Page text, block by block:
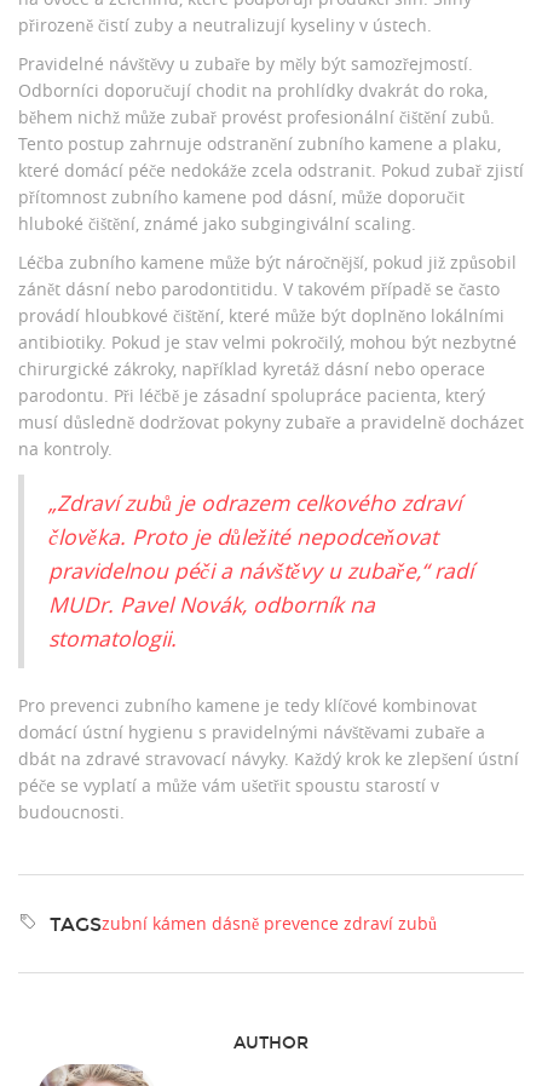
přirozeně čistí zuby a neutralizují kyseliny v ústech.
Pravidelné návštěvy u zubaře by měly být samozřejmostí.
Odborníci doporučují chodit na prohlídky dvakrát do roka,
během nichž může zubař provést profesionální čištění zubů.
Tento postup zahrnuje odstranění zubního kamene a plaku,
které domácí péče nedokáže zcela odstranit. Pokud zubař zjistí
přítomnost zubního kamene pod dásní, může doporučit
hluboké čištění, známé jako subgingivální scaling.
Léčba zubního kamene může být náročnější, pokud již způsobil
zánět dásní nebo parodontitidu. V takovém případě se často
provádí hloubkové čištění, které může být doplněno lokálními
antibiotiky. Pokud je stav velmi pokročilý, mohou být nezbytné
chirurgické zákroky, například kyretáž dásní nebo operace
parodontu. Při léčbě je zásadní spolupráce pacienta, který
musí důsledně dodržovat pokyny zubaře a pravidelně docházet
na kontroly.
„Zdraví zubů je odrazem celkového zdraví
člověka. Proto je důležité nepodceňovat
pravidelnou péči a návštěvy u zubaře,“ radí
MUDr. Pavel Novák, odborník na
stomatologii.
Pro prevenci zubního kamene je tedy klíčové kombinovat
domácí ústní hygienu s pravidelnými návštěvami zubaře a
dbát na zdravé stravovací návyky. Každý krok ke zlepšení ústní
péče se vyplatí a může vám ušetřit spoustu starostí v
budoucnosti.
TAGSzubní kámen dásně prevence zdraví zubů
AUTHOR